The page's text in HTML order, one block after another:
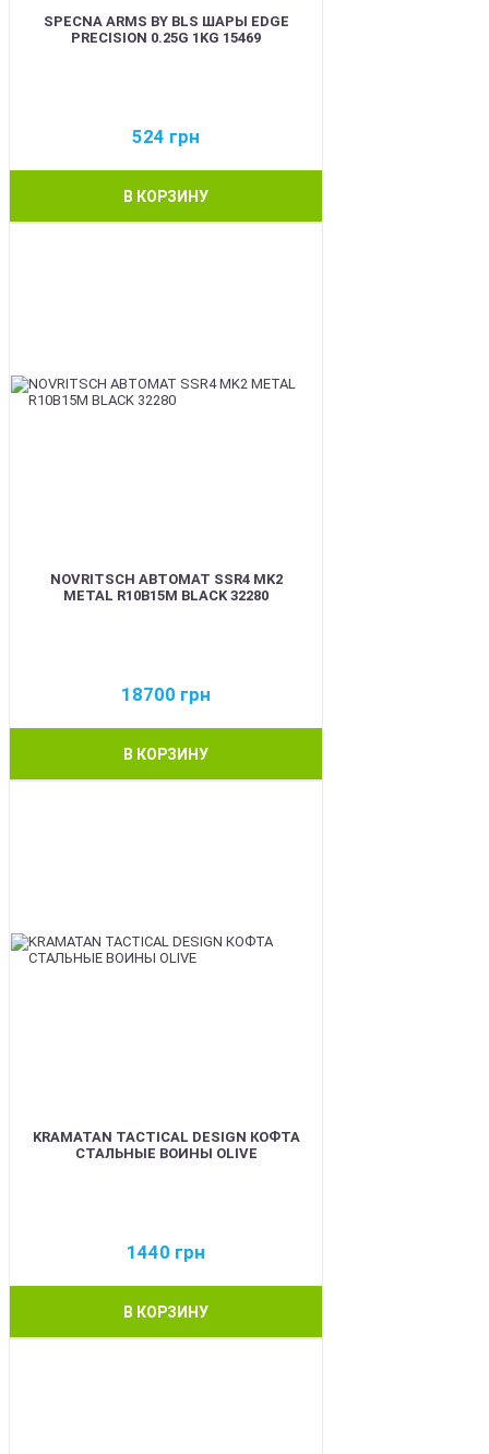
SPECNA ARMS BY BLS ШАРЫ EDGE
PRECISION 0.25G 1KG 15469
524 грн
В КОРЗИНУ
NOVRITSCH АВТОМАТ SSR4 MK2
METAL R10B15M BLACK 32280
18700 грн
В КОРЗИНУ
KRAMATAN TACTICAL DESIGN КОФТА
СТАЛЬНЫЕ ВОИНЫ OLIVE
1440 грн
В КОРЗИНУ